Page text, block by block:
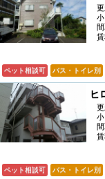
間
賃
ペット相談可 バス・トイレ別
ヒ
間
賃
ペット相談可 バス・トイレ別